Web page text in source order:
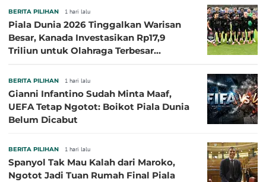
BERITA PILIHAN 1 hari lalu
Piala Dunia 2026 Tinggalkan Warisan
Besar, Kanada Investasikan Rp17,9
Triliun untuk Olahraga Terbesar
BERITA PILIHAN 1 hari lalu
Gianni Infantino Sudah Minta Maaf,
UEFA Tetap Ngotot: Boikot Piala Dunia
Belum Dicabut
BERITA PILIHAN 1 hari lalu
Spanyol Tak Mau Kalah dari Maroko,
Ngotot Jadi Tuan Rumah Final Piala